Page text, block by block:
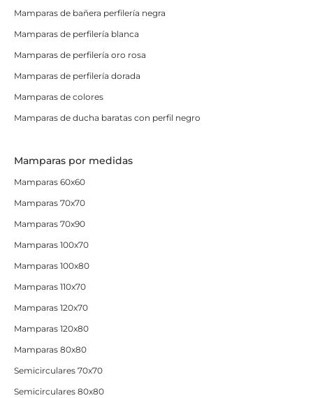
Mamparas de bañera perfilería negra
Mamparas de perfilería blanca
Mamparas de perfilería oro rosa
Mamparas de perfilería dorada
Mamparas de colores
Mamparas de ducha baratas con perfil negro
Mamparas por medidas
Mamparas 60x60
Mamparas 70x70
Mamparas 70x90
Mamparas 100x70
Mamparas 100x80
Mamparas 110x70
Mamparas 120x70
Mamparas 120x80
Mamparas 80x80
Semicirculares 70x70
Semicirculares 80x80